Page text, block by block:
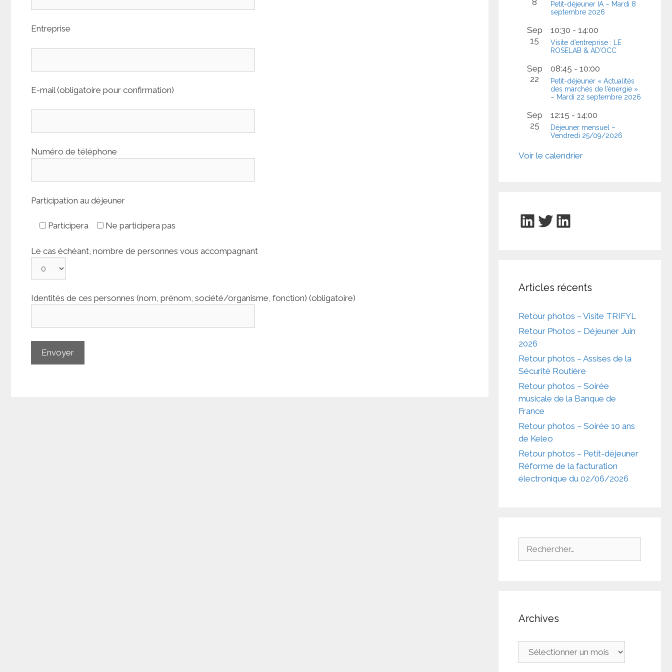
Entreprise
E-mail (obligatoire pour confirmation)
Numéro de téléphone
Participation au déjeuner
Participera Ne participera pas
Le cas échéant, nombre de personnes vous accompagnant
Identités de ces personnes (nom, prénom, société/organisme, fonction) (obligatoire)
8
Petit-déjeuner IA – Mardi 8
septembre 2026
Sep
15
10:30 - 14:00
Visite d’entreprise : LE
ROSELAB & AD’OCC
Sep
22
08:45 - 10:00
Petit-déjeuner « Actualités
des marchés de l’énergie »
– Mardi 22 septembre 2026
Sep
25
12:15 - 14:00
Déjeuner mensuel –
Vendredi 25/09/2026
Voir le calendrier
LinkedIn
Twitter
LinkedIn
Articles récents
Retour photos – Visite TRIFYL
Retour Photos – Déjeuner Juin
2026
Retour photos – Assises de la
Sécurité Routière
Retour photos – Soirée
musicale de la Banque de
France
Retour photos – Soirée 10 ans
de Keleo
Retour photos – Petit-déjeuner
Réforme de la facturation
électronique du 02/06/2026
Archives
Archives